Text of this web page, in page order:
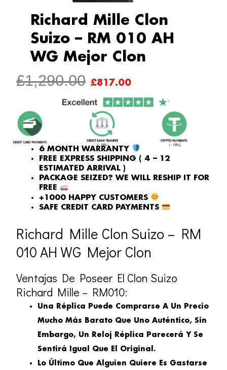
Richard Mille Clon
Suizo – RM 010 AH
WG Mejor Clon
£1,290.00 ORIGINAL
PRICE
WAS:
£1,290.00.
£817.00CURRENT
PRICE
IS:
£817.00.
6 MONTH WARRANTY
FREE EXPRESS SHIPPING ( 4 – 12
ESTIMATED ARRIVAL )
PACKAGE SEIZED? WE WILL RESHIP IT FOR
FREE
+1000 HAPPY CUSTOMERS
SAFE CREDIT CARD PAYMENTS
Richard Mille Clon Suizo – RM
010 AH WG Mejor Clon
Ventajas De Poseer El Clon Suizo
Richard Mille – RM010:
Una Réplica Puede Comprarse A Un Precio
Mucho Más Barato Que Uno Auténtico, Sin
Embargo, Un Reloj Réplica Parecerá Y Se
Sentirá Igual Que El Original.
Lo Último Que Alguien Quiere Es Gastarse